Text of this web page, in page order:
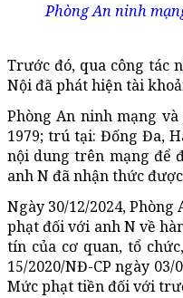
Phòng An ninh
Trước đó, qua công tác
Nội đã phát hiện tài
Phòng An ninh mạng
1979; trú tại: Đống Đa,
nội dung trên mạng để
anh N đã nhận thức
Ngày 30/12/2024,
phạt đối với anh N về
tín của cơ quan, tổ
15/2020/NĐ-CP ngày
Mức phạt tiền đối với